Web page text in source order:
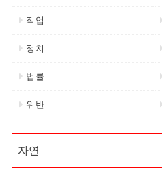
직업
정치
법률
위반
자연